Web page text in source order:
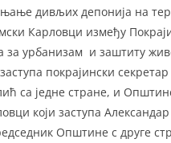
дивљих депонија на
Карловци између
за урбанизам и заштиту
покрајински секретар
са једне стране, и
који заступа
Општине с друге